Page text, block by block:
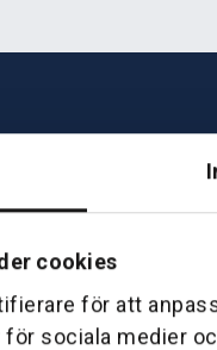
cookies
för att
sociala medier